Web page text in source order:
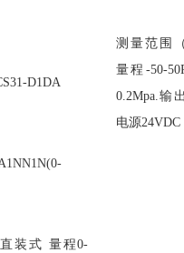
D1DA
测量范围
量程-50-
0.2Mpa.输
电源24VDC
直装式 量程0-